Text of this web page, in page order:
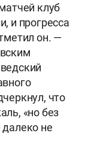
клуб
и прогресса
он. —
что
«но без
не